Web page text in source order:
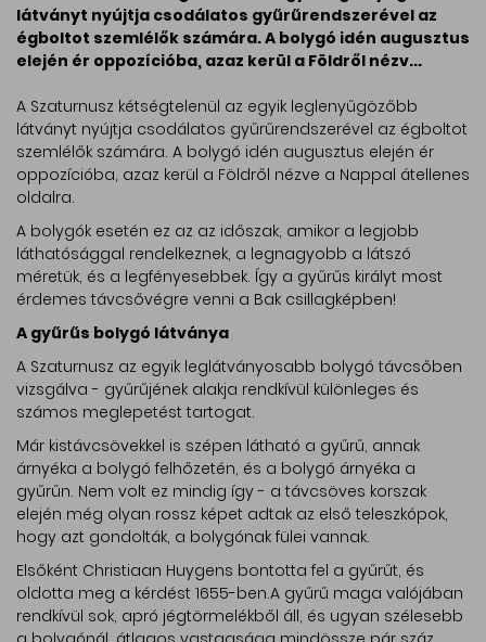
látványt nyújtja csodálatos gyűrűrendszerével az
égboltot szemlélők számára. A bolygó idén augusztus
elején ér oppozícióba, azaz kerül a Földről nézv...
A Szaturnusz kétségtelenül az egyik leglenyűgözőbb
látványt nyújtja csodálatos gyűrűrendszerével az égboltot
szemlélők számára. A bolygó idén augusztus elején ér
oppozícióba, azaz kerül a Földről nézve a Nappal átellenes
oldalra.
A bolygók esetén ez az az időszak, amikor a legjobb
láthatósággal rendelkeznek, a legnagyobb a látszó
méretük, és a legfényesebbek. Így a gyűrűs királyt most
érdemes távcsővégre venni a Bak csillagképben!
A gyűrűs bolygó látványa
A Szaturnusz az egyik leglátványosabb bolygó távcsőben
vizsgálva - gyűrűjének alakja rendkívül különleges és
számos meglepetést tartogat.
Már kistávcsövekkel is szépen látható a gyűrű, annak
árnyéka a bolygó felhőzetén, és a bolygó árnyéka a
gyűrűn. Nem volt ez mindig így - a távcsöves korszak
elején még olyan rossz képet adtak az első teleszkópok,
hogy azt gondolták, a bolygónak fülei vannak.
Elsőként Christiaan Huygens bontotta fel a gyűrűt, és
oldotta meg a kérdést 1655-ben.A gyűrű maga valójában
rendkívül sok, apró jégtörmelékből áll, és ugyan szélesebb